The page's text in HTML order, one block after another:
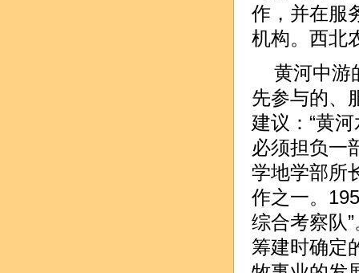
作，并在服
机构。西北
黄河中游
先参与的、
建议：“黄
必须担负一
学地学部所
作之一。
综合考察队
筹建时确定